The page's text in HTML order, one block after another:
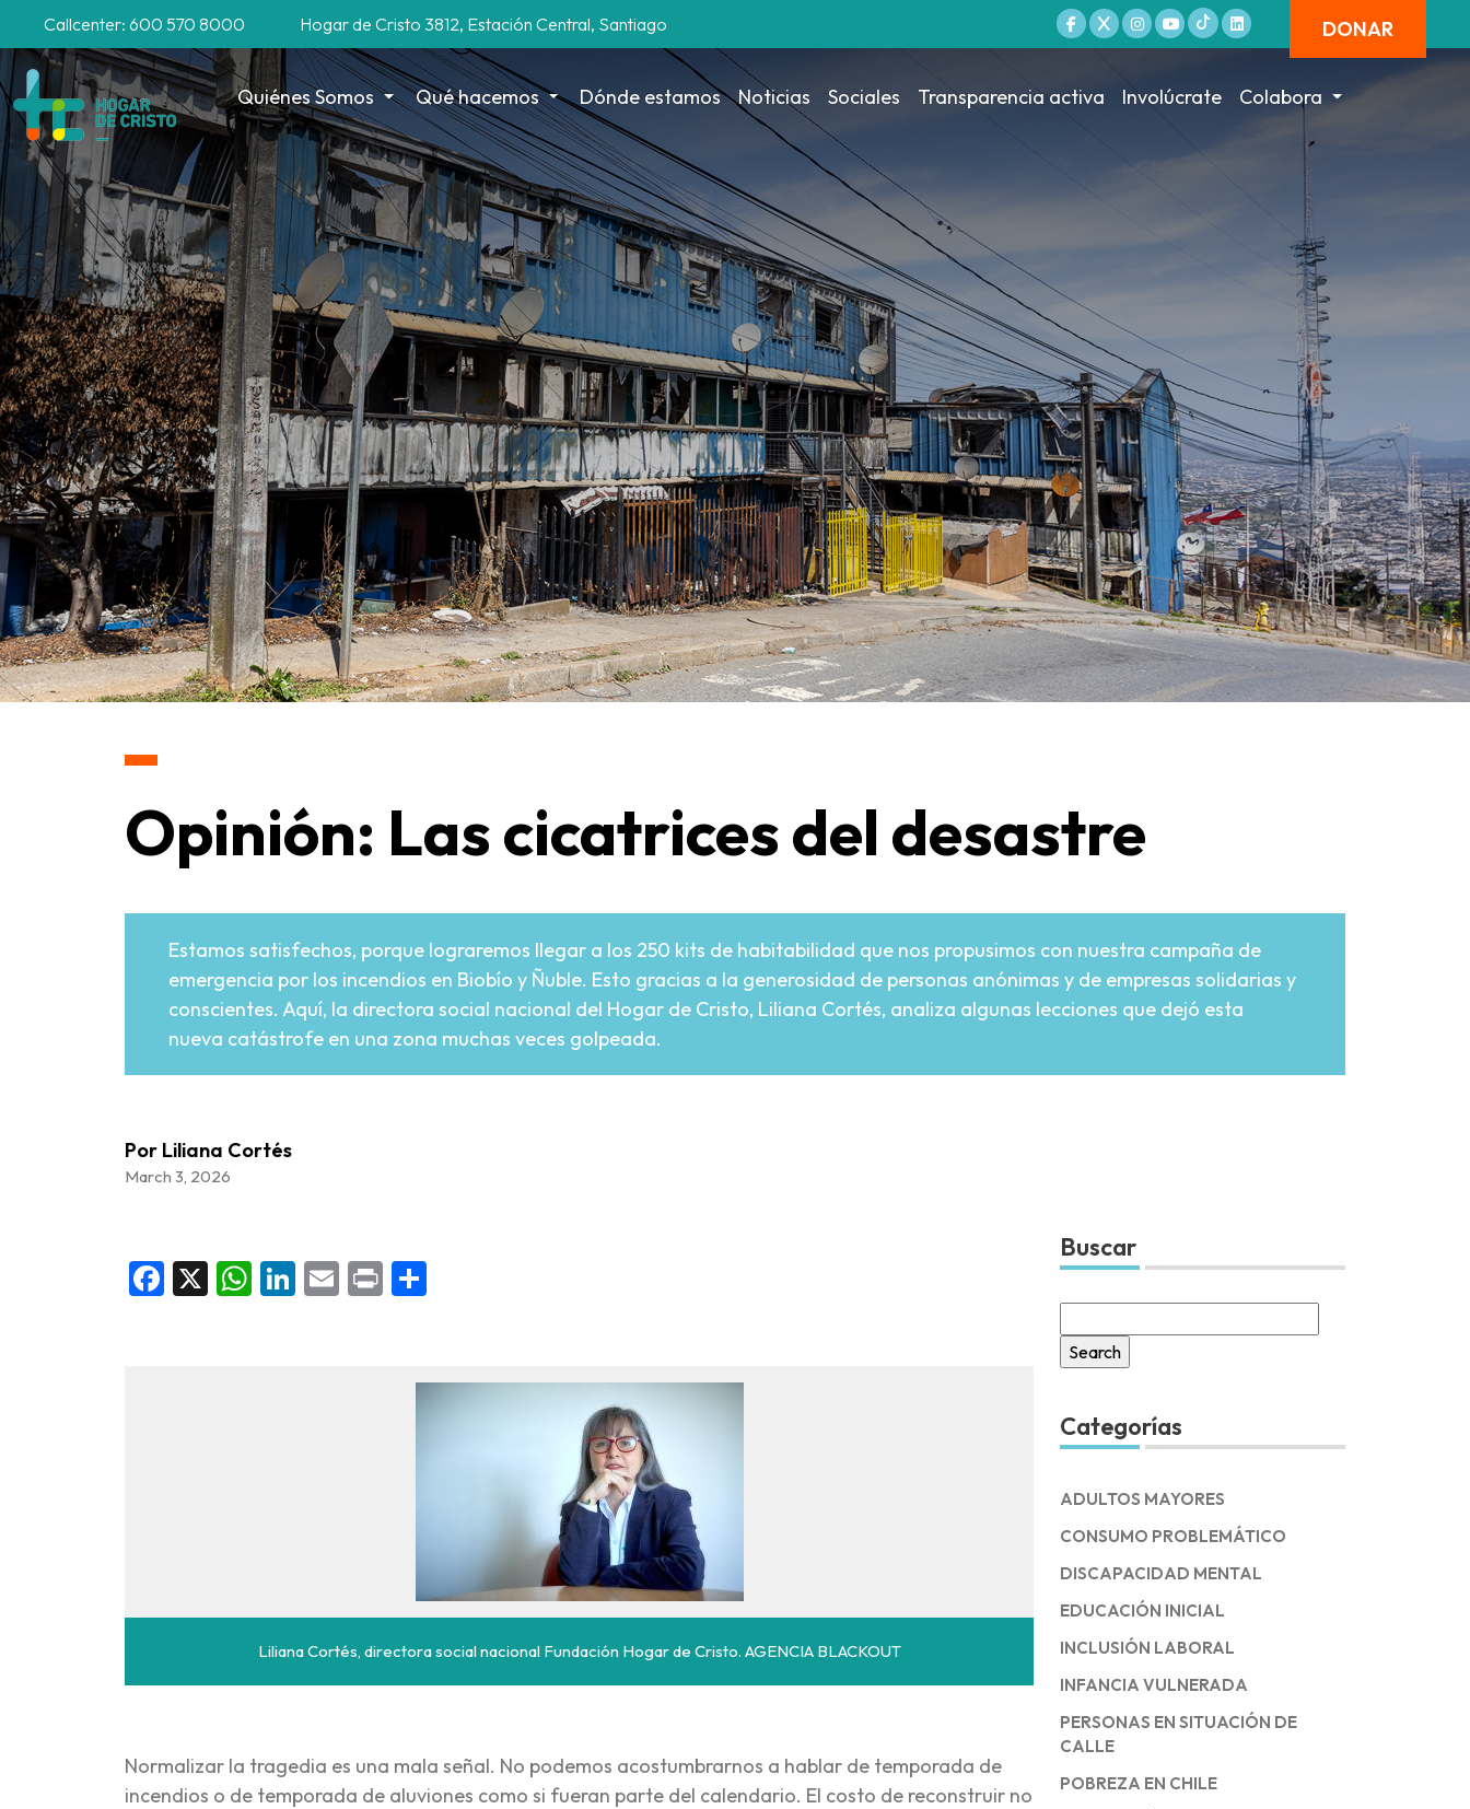
Callcenter: 600 570 8000 Hogar de Cristo 3812, Estación Central, Santiago DONAR
Quiénes Somos Qué hacemos Dónde estamos Noticias Sociales Transparencia activa Involúcrate Colabora
Opinión: Las cicatrices del desastre
Estamos satisfechos, porque lograremos llegar a los 250 kits de habitabilidad que nos propusimos con nuestra campaña de
emergencia por los incendios en Biobío y Ñuble. Esto gracias a la generosidad de personas anónimas y de empresas solidarias y
conscientes. Aquí, la directora social nacional del Hogar de Cristo, Liliana Cortés, analiza algunas lecciones que dejó esta
nueva catástrofe en una zona muchas veces golpeada.
Por Liliana Cortés
March 3, 2026
Facebook
X WhatsApp
LinkedIn
Email
Print
Liliana Cortés, directora social nacional Fundación Hogar de Cristo. AGENCIA BLACKOUT
Normalizar la tragedia es una mala señal. No podemos acostumbrarnos a hablar de temporada de
incendios o de temporada de aluviones como si fueran parte del calendario. El costo de reconstruir no
Buscar
for:
Categorías
ADULTOS MAYORES
CONSUMO PROBLEMÁTICO
DISCAPACIDAD MENTAL
EDUCACIÓN INICIAL
INCLUSIÓN LABORAL
INFANCIA VULNERADA
PERSONAS EN SITUACIÓN DE
CALLE
POBREZA EN CHILE